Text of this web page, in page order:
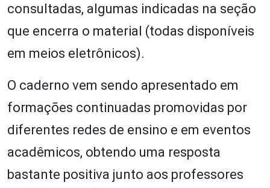
consultadas, algumas indicadas na seção
que encerra o material (todas disponíveis
em meios eletrônicos).
O caderno vem sendo apresentado em
formações continuadas promovidas por
diferentes redes de ensino e em eventos
acadêmicos, obtendo uma resposta
bastante positiva junto aos professores